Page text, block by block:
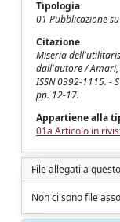
Tipologia
01 Pubblicazione
Citazione
Miseria
dall'autore / Amari,
ISSN 0392-1115. -
pp. 12-17.
Appartiene alla
01a Articolo in
File allegati a
Non ci sono file